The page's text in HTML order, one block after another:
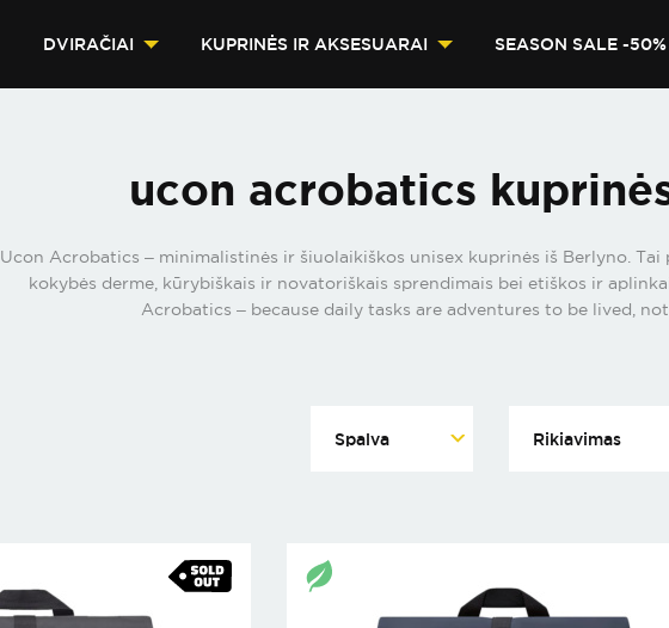
DVIRAČIAI KUPRINĖS IR AKSESUARAI SEASON SALE -50%
ucon acrobatics
Ucon Acrobatics – minimalistinės ir šiuolaikiškos unisex kuprinės iš Berlyno.
kokybės derme, kūrybiškais ir novatoriškais sprendimais bei etiškos ir
Acrobatics – because daily tasks are adventures to be lived,
Spalva Rikiavimas